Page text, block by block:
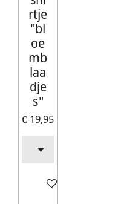
rtje
"bl
oe
mb
laa
dje
s"
€ 19,95
In winkelwagen